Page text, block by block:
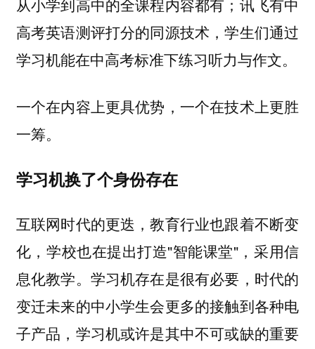
从小学到高中的全课程内容都有；讯飞有中
高考英语测评打分的同源技术，学生们通过
学习机能在中高考标准下练习听力与作文。
一个在内容上更具优势，一个在技术上更胜
一筹。
学习机换了个身份存在
互联网时代的更迭，教育行业也跟着不断变
化，学校也在提出打造"智能课堂"，采用信
息化教学。学习机存在是很有必要，时代的
变迁未来的中小学生会更多的接触到各种电
子产品，学习机或许是其中不可或缺的重要